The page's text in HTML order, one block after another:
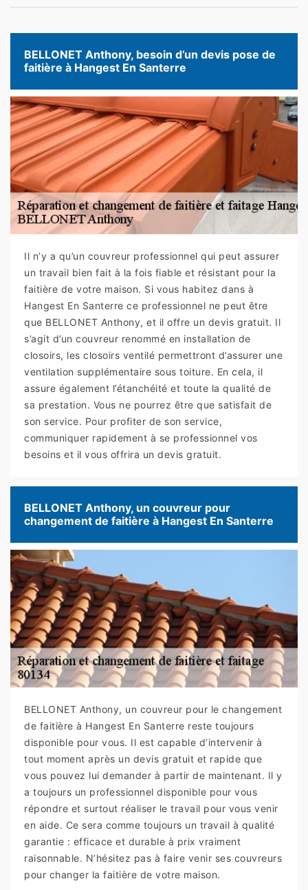
BELLONET Anthony, besoin d’un devis pose de
faitière à Hangest En Santerre
Il n’y a qu’un couvreur professionnel qui peut assurer
un travail bien fait à la fois fiable et résistant pour la
faitière de votre maison. Si vous habitez dans à
Hangest En Santerre ce professionnel ne peut être
que BELLONET Anthony, et il offre un devis gratuit. Il
s’agit d’un couvreur renommé en installation de
closoirs, les closoirs ventilé permettront d’assurer une
ventilation supplémentaire sous toiture. En cela, il
assure également l’étanchéité et toute la qualité de
sa prestation. Vous ne pourrez être que satisfait de
son service. Pour profiter de son service,
communiquer rapidement à se professionnel vos
besoins et il vous offrira un devis gratuit.
BELLONET Anthony, un couvreur pour
changement de faitière à Hangest En Santerre
BELLONET Anthony, un couvreur pour le changement
de faitière à Hangest En Santerre reste toujours
disponible pour vous. Il est capable d’intervenir à
tout moment après un devis gratuit et rapide que
vous pouvez lui demander à partir de maintenant. Il y
a toujours un professionnel disponible pour vous
répondre et surtout réaliser le travail pour vous venir
en aide. Ce sera comme toujours un travail à qualité
garantie : efficace et durable à prix vraiment
raisonnable. N’hésitez pas à faire venir ses couvreurs
pour changer la faitière de votre maison.